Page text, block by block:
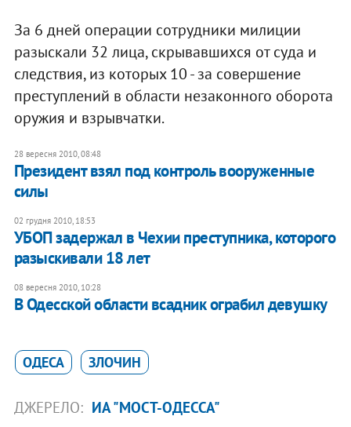
За 6 дней операции сотрудники милиции
разыскали 32 лица, скрывавшихся от суда и
следствия, из которых 10 - за совершение
преступлений в области незаконного оборота
оружия и взрывчатки.
28 вересня 2010, 08:48
Президент взял под контроль вооруженные
силы
02 грудня 2010, 18:53
УБОП задержал в Чехии преступника, которого
разыскивали 18 лет
08 вересня 2010, 10:28
В Одесской области всадник ограбил девушку
ОДЕСА ЗЛОЧИН
ДЖЕРЕЛО: ИА "МОСТ-ОДЕССА"